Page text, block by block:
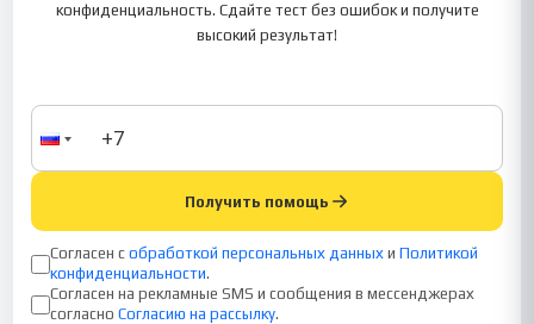
конфиденциальность. Сдайте тест без ошибок и получите
высокий результат!
Получить помощь
Согласен с обработкой персональных данных и Политикой
конфиденциальности.
Согласен на рекламные SMS и сообщения в мессенджерах
согласно Согласию на рассылку.